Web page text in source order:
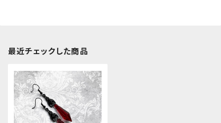
最近チェックした商品